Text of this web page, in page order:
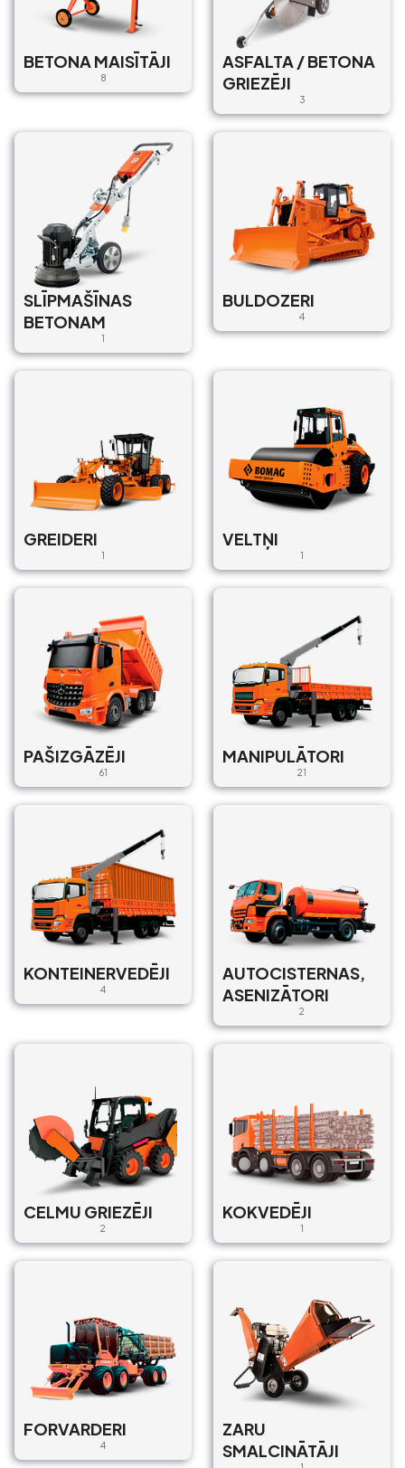
BETONA MAISĪTĀJI
8
ASFALTA / BETONA
GRIEZĒJI
3
SLĪPMAŠĪNAS
BETONAM
1
BULDOZERI
4
GREIDERI
1
VELTŅI
1
PAŠIZGĀZĒJI
61
MANIPULĀTORI
21
KONTEINERVEDĒJI
4
AUTOCISTERNAS,
ASENIZĀTORI
2
CELMU GRIEZĒJI
2
KOKVEDĒJI
1
FORVARDERI
4
ZARU
SMALCINĀTĀJI